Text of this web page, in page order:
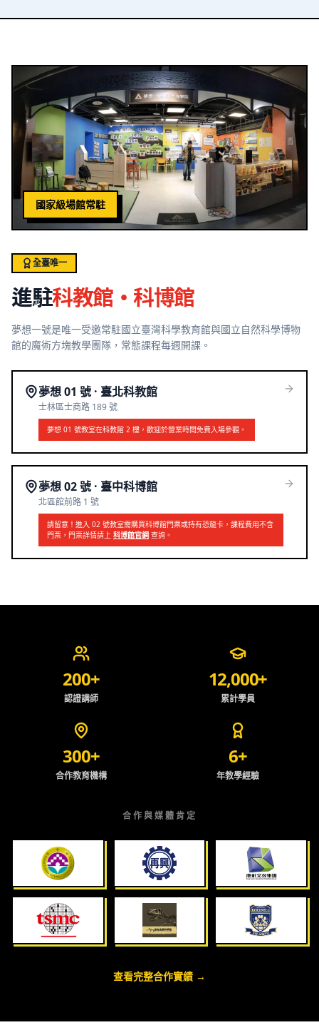
國家級場館常駐
全臺唯一
進駐科教館・科博館
夢想一號是唯一受邀常駐國立臺灣科學教育館與國立自然科學博物
館的魔術方塊教學團隊，常態課程每週開課。
夢想 01 號 · 臺北科教館
士林區士商路 189 號
夢想 01 號教室在科教館 2 樓，歡迎於營業時間免費入場參觀。
夢想 02 號 · 臺中科博館
北區館前路 1 號
請留意！進入 02 號教室需購買科博館門票或持有恐龍卡，課程費用不含
門票，門票詳情請上 科博館官網 查詢。
夢想一號實績與信任
200+
認證講師
12,000+
累計學員
300+
合作教育機構
6+
年教學經驗
合作與媒體肯定
查看完整合作實績 →